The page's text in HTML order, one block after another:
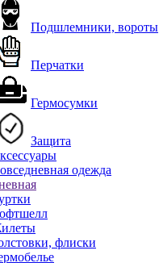
Подшлемники, вороты
Перчатки
Гермосумки
Защита
одежда
флиски